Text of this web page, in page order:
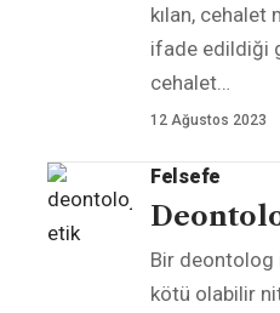
kılan,
ifade edildiği
cehalet
12 Ağustos 2023
Felsefe
Bir deontolog
kötü olabilir